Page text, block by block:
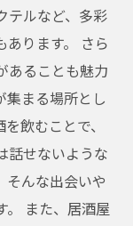
テルなど、多彩
ります。 さら
あることも魅力
集まる場所とし
飲むことで、
話せないような
そんな出会いや
。 また、居酒屋